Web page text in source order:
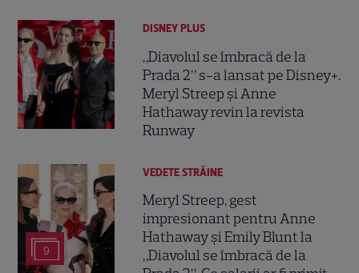
DISNEY PLUS
„Diavolul se îmbracă de la
Prada 2” s-a lansat pe Disney+.
Meryl Streep și Anne
Hathaway revin la revista
Runway
9
VEDETE STRĂINE
Meryl Streep, gest
impresionant pentru Anne
Hathaway și Emily Blunt la
„Diavolul se îmbracă de la